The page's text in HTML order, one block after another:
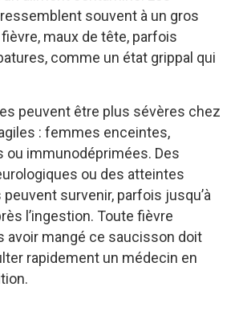
souvent à un gros
maux de tête, parfois
comme un état grippal qui
peuvent être plus sévères chez
: femmes enceintes,
ou immunodéprimées. Des
ou des atteintes
survenir, parfois jusqu’à
l’ingestion. Toute fièvre
avoir mangé ce saucisson doit
rapidement un médecin en